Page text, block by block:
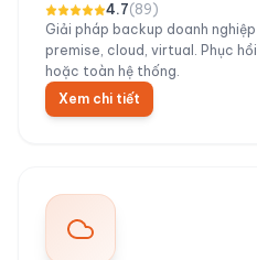
4.7(89)
Giải pháp backup doanh
premise, cloud, virtual. Phục
hoặc toàn hệ thống.
Xem chi tiết